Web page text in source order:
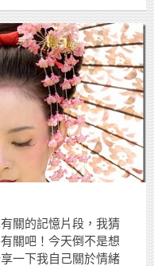
關的記憶片段，我猜
關吧！今天倒不是想
一下我自己關於情緒